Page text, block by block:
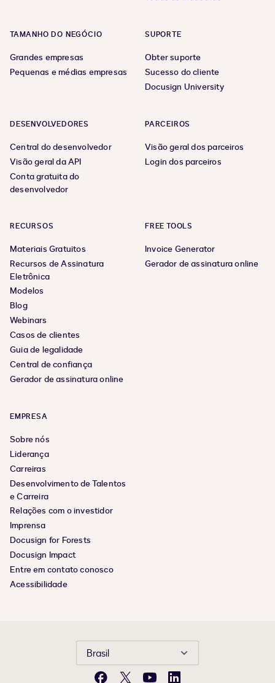
TAMANHO DO NEGÓCIO
Grandes empresas
Pequenas e médias empresas
SUPORTE
Obter suporte
Sucesso do cliente
Docusign University
DESENVOLVEDORES
Central do desenvolvedor
Visão geral da API
Conta gratuita do
desenvolvedor
PARCEIROS
Visão geral dos parceiros
Login dos parceiros
RECURSOS
Materiais Gratuitos
Recursos de Assinatura
Eletrônica
Modelos
Blog
Webinars
Casos de clientes
Guia de legalidade
Central de confiança
Gerador de assinatura online
FREE TOOLS
Invoice Generator
Gerador de assinatura online
EMPRESA
Sobre nós
Liderança
Carreiras
Desenvolvimento de Talentos
e Carreira
Relações com o investidor
Imprensa
Docusign for Forests
Docusign Impact
Entre em contato conosco
Acessibilidade
Brasil